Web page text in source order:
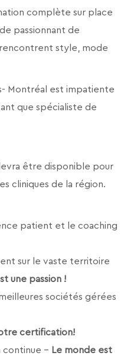
complète sur place
passionnant de
rencontrent style, mode
Montréal est impatiente
que spécialiste de
être disponible pour
cliniques de la région.
patient et le coaching
sur le vaste territoire
une passion !
sociétés gérées
certification!
continue – Le monde est